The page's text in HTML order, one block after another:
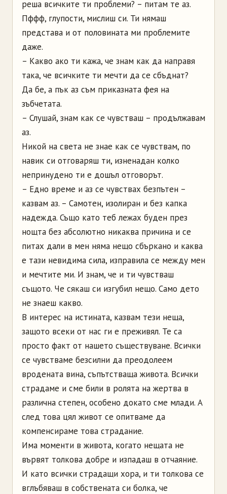
реша всичките ти проблеми? – питам те аз.
Пффф, глупости, мислиш си. Ти нямаш
представа и от половината ми проблемите
даже.
– Какво ако ти кажа, че знам как да направя
така, че всичките ти мечти да се сбъднат?
Да бе, а пък аз съм приказната фея на
зъбчетата.
– Слушай, знам как се чувстваш – продължавам
аз.
Никой на света не знае как се чувствам, по
навик си отговаряш ти, изненадан колко
непринудено ти е дошъл отговорът.
– Едно време и аз се чувствах безпътен –
казвам аз. – Самотен, изолиран и без капка
надежда. Също като теб лежах буден през
нощта без абсолютно никаква причина и се
питах дали в мен няма нещо сбъркано и каква
е тази невидима сила, изправила се между мен
и мечтите ми. И знам, че и ти чувстваш
същото. Че сякаш си изгубил нещо. Само дето
не знаеш какво.
В интерес на истината, казвам тези неща,
защото всеки от нас ги е преживял. Те са
просто факт от нашето съществуване. Всички
се чувстваме безсилни да преодолеем
вродената вина, съпътстваща живота. Всички
страдаме и сме били в ролята на жертва в
различна степен, особено докато сме млади. А
след това цял живот се опитваме да
компенсираме това страдание.
Има моменти в живота, когато нещата не
вървят толкова добре и изпадаш в отчаяние.
И като всички страдащи хора, и ти толкова се
вглъбяваш в собствената си болка, че